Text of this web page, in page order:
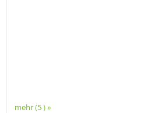
mehr (5 ) »